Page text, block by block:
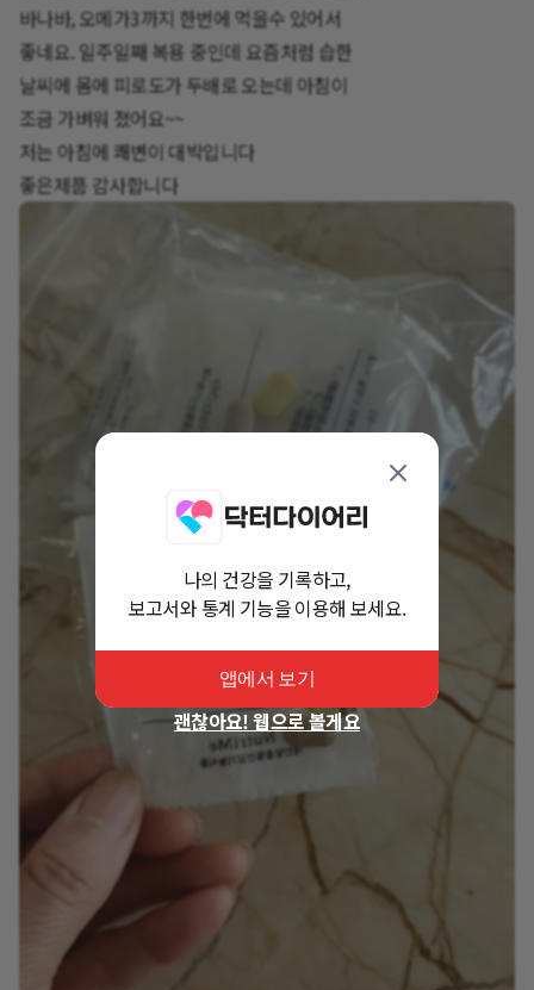
바나바, 오메가3까지 한번에 먹을수 있어서
좋네요. 일주일째 복용 중인데 요즘처럼 습한
날씨에 몸에 피로도가 두배로 오는데 아침이
조금 가벼워 졌어요~~
저는 아침에 쾌변이 대박입니다
좋은제픔 감사합니다
나의 건강을 기록하고,
보고서와 통계 기능을 이용해 보세요.
앱에서 보기
괜찮아요! 웹으로 볼게요